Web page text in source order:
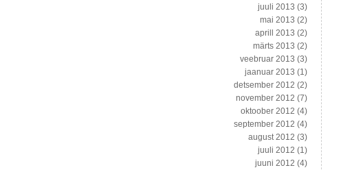
juuli 2013 (3)
mai 2013 (2)
aprill 2013 (2)
märts 2013 (2)
veebruar 2013 (3)
jaanuar 2013 (1)
detsember 2012 (2)
november 2012 (7)
oktoober 2012 (4)
september 2012 (4)
august 2012 (3)
juuli 2012 (1)
juuni 2012 (4)